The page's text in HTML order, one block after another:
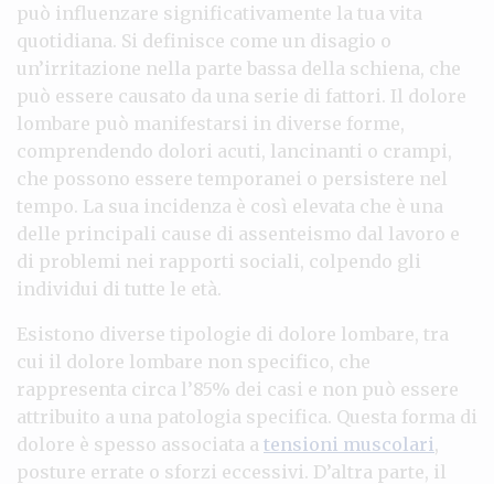
può influenzare significativamente la tua vita
quotidiana. Si definisce come un disagio o
un’irritazione nella parte bassa della schiena, che
può essere causato da una serie di fattori. Il dolore
lombare può manifestarsi in diverse forme,
comprendendo dolori acuti, lancinanti o crampi,
che possono essere temporanei o persistere nel
tempo. La sua incidenza è così elevata che è una
delle principali cause di assenteismo dal lavoro e
di problemi nei rapporti sociali, colpendo gli
individui di tutte le età.
Esistono diverse tipologie di dolore lombare, tra
cui il dolore lombare non specifico, che
rappresenta circa l’85% dei casi e non può essere
attribuito a una patologia specifica. Questa forma di
dolore è spesso associata a tensioni muscolari,
posture errate o sforzi eccessivi. D’altra parte, il